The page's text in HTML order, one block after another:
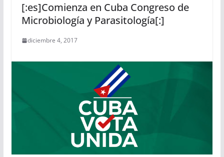
[:es]Comienza en Cuba Congreso de
Microbiología y Parasitología[:]
diciembre 4, 2017